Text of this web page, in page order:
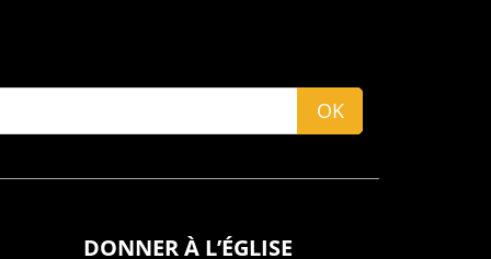
OK
DONNER À L’ÉGLISE